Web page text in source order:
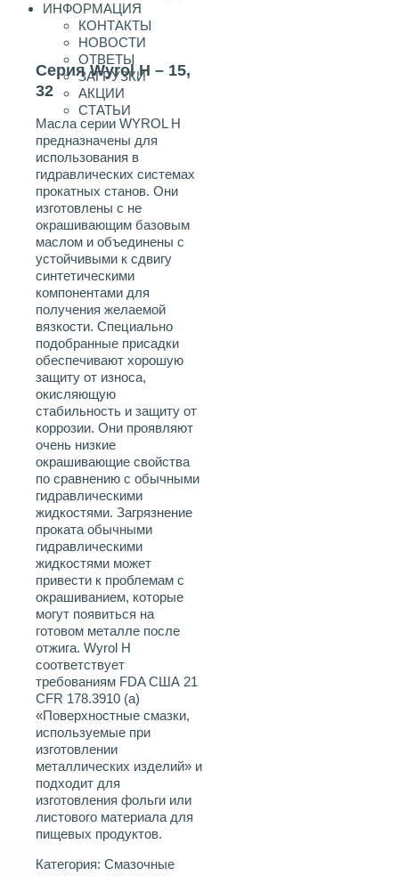
ИНФОРМАЦИЯ
КОНТАКТЫ
НОВОСТИ
ОТВЕТЫ
ЗАГРУЗКИ
АКЦИИ
СТАТЬИ
Серия Wyrol H – 15,
32
Масла серии WYROL H
предназначены для
использования в
гидравлических системах
прокатных станов. Они
изготовлены с не
окрашивающим базовым
маслом и объединены с
устойчивыми к сдвигу
синтетическими
компонентами для
получения желаемой
вязкости. Специально
подобранные присадки
обеспечивают хорошую
защиту от износа,
окисляющую
стабильность и защиту от
коррозии. Они проявляют
очень низкие
окрашивающие свойства
по сравнению с обычными
гидравлическими
жидкостями. Загрязнение
проката обычными
гидравлическими
жидкостями может
привести к проблемам с
окрашиванием, которые
могут появиться на
готовом металле после
отжига. Wyrol H
соответствует
требованиям FDA США 21
CFR 178.3910 (а)
«Поверхностные смазки,
используемые при
изготовлении
металлических изделий» и
подходит для
изготовления фольги или
листового материала для
пищевых продуктов.
Категория: Смазочные